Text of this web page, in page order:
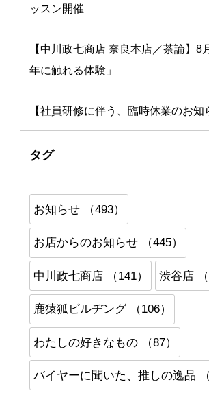
ッスン開催
【中川政七商店 奈良本店／茶論】8
年に触れる体験」
【社員研修に伴う、臨時休業のお知
タグ
お知らせ （493）
お店からのお知らせ （445）
中川政七商店 （141） 渋谷店 （
鹿猿狐ビルヂング （106）
わたしの好きなもの （87）
バイヤーに聞いた、推しの逸品 （